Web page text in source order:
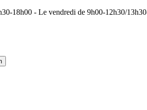
18h00 - Le vendredi de 9h00-12h30/